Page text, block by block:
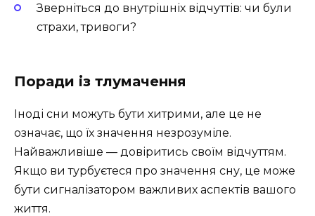
Зверніться до внутрішніх відчуттів: чи були
страхи, тривоги?
Поради із тлумачення
Іноді сни можуть бути хитрими, але це не
означає, що їх значення незрозуміле.
Найважливіше — довіритись своїм відчуттям.
Якщо ви турбуєтеся про значення сну, це може
бути сигналізатором важливих аспектів вашого
життя.